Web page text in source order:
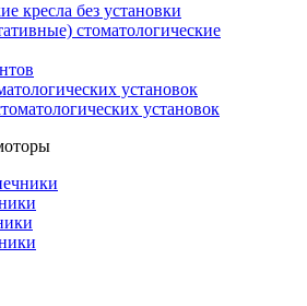
кресла без установки
стоматологические
установок
установок